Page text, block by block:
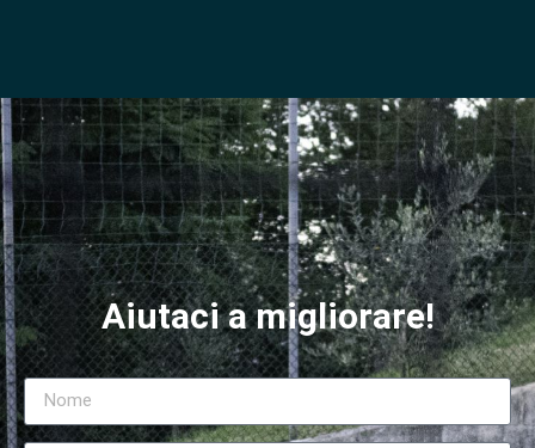
Aiutaci a migliorare!